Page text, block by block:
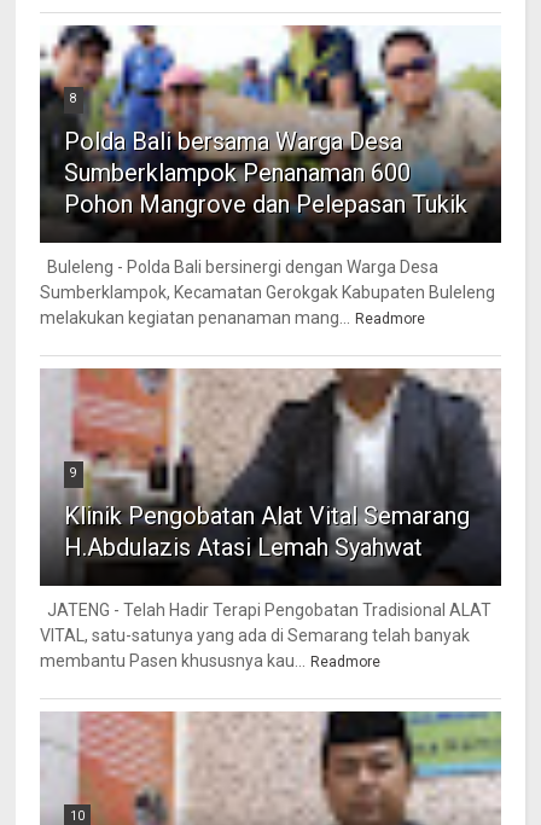
8
Polda Bali bersama Warga Desa
Sumberklampok Penanaman 600
Pohon Mangrove dan Pelepasan Tukik
Buleleng - Polda Bali bersinergi dengan Warga Desa
Sumberklampok, Kecamatan Gerokgak Kabupaten Buleleng
melakukan kegiatan penanaman mang... Readmore
9
Klinik Pengobatan Alat Vital Semarang
H.Abdulazis Atasi Lemah Syahwat
JATENG - Telah Hadir Terapi Pengobatan Tradisional ALAT
VITAL, satu-satunya yang ada di Semarang telah banyak
membantu Pasen khususnya kau... Readmore
10